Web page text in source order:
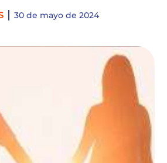
30 de mayo de 2024